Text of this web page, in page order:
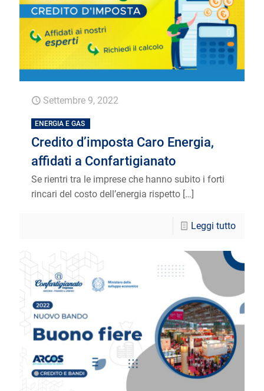
Settembre 9, 2022
ENERGIA E GAS
Credito d’imposta Caro Energia,
affidati a Confartigianato
Se rientri tra le imprese che hanno subito i forti
rincari del costo dell’energia rispetto […]
Leggi tutto